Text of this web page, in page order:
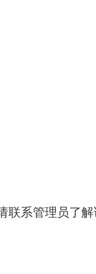
联系管理员了